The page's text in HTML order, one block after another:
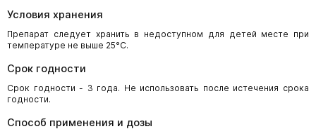
Условия хранения
Препарат следует хранить в недоступном для детей месте при
температуре не выше 25°С.
Срок годности
Срок годности - 3 года. Не использовать после истечения срока
годности.
Способ применения и дозы